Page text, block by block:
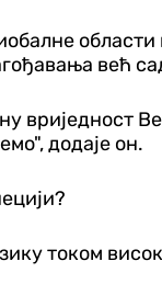
већ
вриједност
додаје он.
током